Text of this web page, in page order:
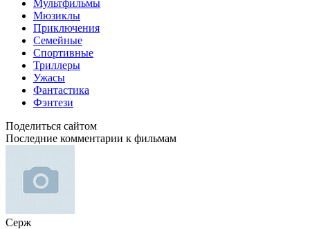
Мультфильмы
Мюзиклы
Приключения
Семейные
Спортивные
Триллеры
Ужасы
Фантастика
Фэнтези
Поделиться сайтом
Последние комментарии к фильмам
Серж